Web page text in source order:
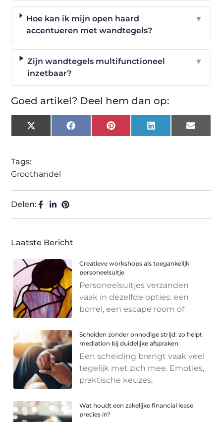
Hoe kan ik mijn open haard
accentueren met wandtegels?
▼
Zijn wandtegels multifunctioneel
inzetbaar?
▼
Goed artikel? Deel hem dan op:
X
(Twitter)
FacebookPinterest LinkedIn Email
Tags:
Groothandel
Delen:
Laatste Bericht
Creatieve workshops als toegankelijk
personeelsuitje
Personeelsuitjes verzanden
vaak in dezelfde opties: een
borrel, een escape room of
Scheiden zonder onnodige strijd: zo helpt
mediation bij duidelijke afspraken
Een scheiding brengt vaak veel
tegelijk met zich mee. Emoties,
praktische keuzes,
Wat houdt een zakelijke financial lease
precies in?